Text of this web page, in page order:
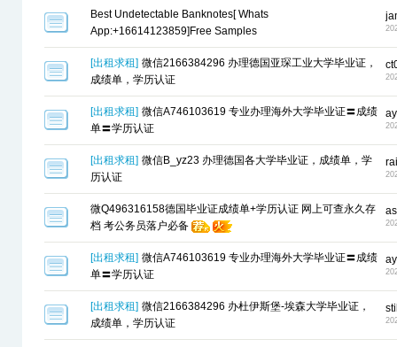
Best Undetectable Banknotes[ Whats
App:+16614123859]Free Samples
[出租求租] 微信2166384296 办理德国亚琛工业大学毕业证，
成绩单，学历认证
[出租求租] 微信A746103619 专业办理海外大学毕业证〓成绩
单〓学历认证
[出租求租] 微信B_yz23 办理德国各大学毕业证，成绩单，学
历认证
微Q496316158德国毕业证成绩单+学历认证 网上可查永久存
档 考公务员落户必备
[出租求租] 微信A746103619 专业办理海外大学毕业证〓成绩
单〓学历认证
[出租求租] 微信2166384296 办杜伊斯堡-埃森大学毕业证，
成绩单，学历认证